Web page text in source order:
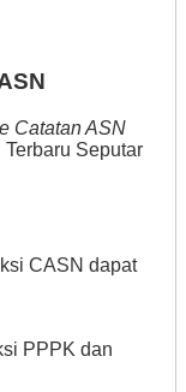
Catatan ASN
Seputar
CASN dapat
PPPK dan